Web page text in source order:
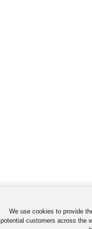
We use cookies to provide
potential customers across the